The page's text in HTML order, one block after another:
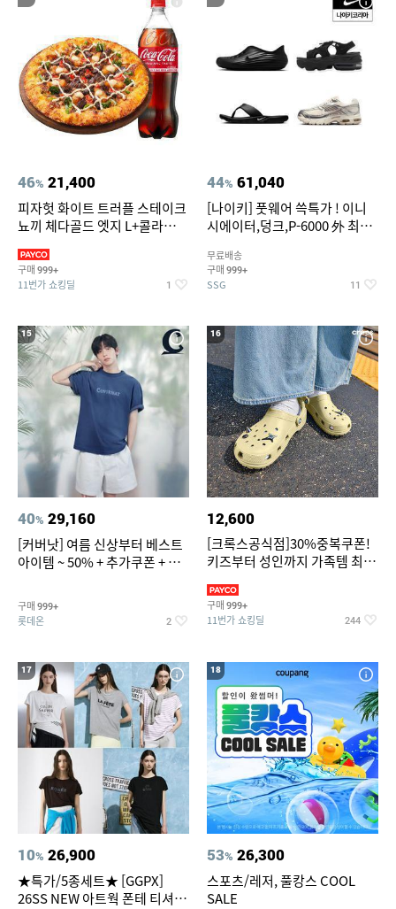
46% 21,400
피자헛 화이트 트러플 스테이크
뇨끼 체다골드 엣지 L+콜라
구매 999+
11번가 쇼킹딜 1
44% 61,040
[나이키] 풋웨어 쓱특가 ! 이니
시에이터,덩크,P-6000 外 최대
무료배송
구매 999+
SSG 11
15
40% 29,160
[커버낫] 여름 신상부터 베스트
아이템 ~ 50% + 추가쿠폰 + 카
구매 999+
롯데온 2
16
12,600
[크록스공식점]30%중복쿠폰!
키즈부터 성인까지 가족템 최대
구매 999+
11번가 쇼킹딜 244
17
10% 26,900
★특가/5종세트★ [GGPX]
26SS NEW 아트웍 폰테 티셔츠
18
53% 26,300
스포츠/레저, 풀캉스 COOL
SALE